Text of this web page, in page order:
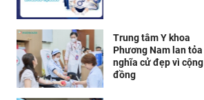
Trung tâm Y khoa
Phương Nam lan tỏa
nghĩa cử đẹp vì cộng
đồng